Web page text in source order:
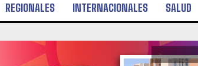
REGIONALES INTERNACIONALES SALUD